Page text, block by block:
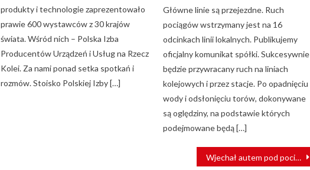
produkty i technologie zaprezentowało
prawie 600 wystawców z 30 krajów
świata. Wśród nich – Polska Izba
Producentów Urządzeń i Usług na Rzecz
Kolei. Za nami ponad setka spotkań i
rozmów. Stoisko Polskiej Izby […]
Główne linie są przejezdne. Ruch
pociągów wstrzymany jest na 16
odcinkach linii lokalnych. Publikujemy
oficjalny komunikat spółki. Sukcesywnie
będzie przywracany ruch na liniach
kolejowych i przez stacje. Po opadnięciu
wody i odsłonięciu torów, dokonywane
są oględziny, na podstawie których
podejmowane będą […]
Wjechał autem pod pociąg. Skład prowadził pijany maszynista?